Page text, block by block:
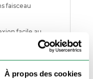
À propos des cookies
faisceau
facile au